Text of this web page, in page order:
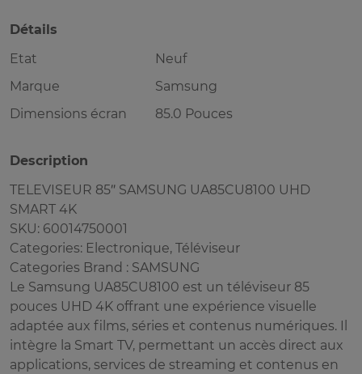
Détails
Etat
Neuf
Marque
Samsung
Dimensions écran
85.0 Pouces
Description
TELEVISEUR 85″ SAMSUNG UA85CU8100 UHD
SMART 4K
SKU: 60014750001
Categories: Electronique, Téléviseur
Categories Brand : SAMSUNG
Le Samsung UA85CU8100 est un téléviseur 85
pouces UHD 4K offrant une expérience visuelle
adaptée aux films, séries et contenus numériques. Il
intègre la Smart TV, permettant un accès direct aux
applications, services de streaming et contenus en